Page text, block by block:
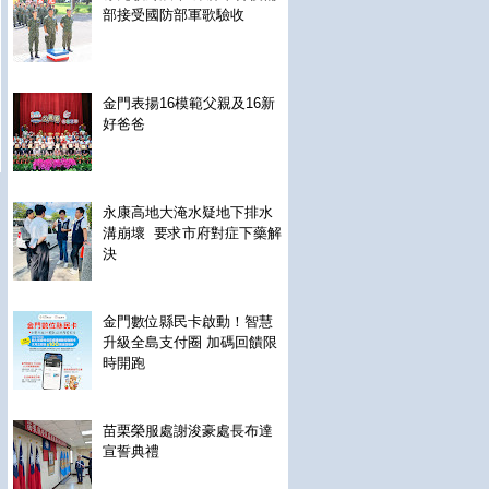
部接受國防部軍歌驗收
金門表揚16模範父親及16新
好爸爸
永康高地大淹水疑地下排水
溝崩壞 要求市府對症下藥解
決
金門數位縣民卡啟動！智慧
升級全島支付圈 加碼回饋限
時開跑
苗栗榮服處謝浚豪處長布達
宣誓典禮